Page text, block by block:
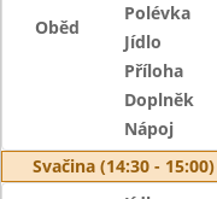
Oběd
Polévka
Jídlo
Příloha
Doplněk
Nápoj
Svačina (14:30 - 15:00)